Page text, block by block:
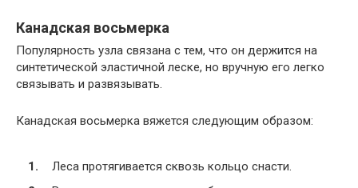
Канадская восьмерка
Популярность узла связана с тем, что он держится на
синтетической эластичной леске, но вручную его легко
связывать и развязывать.
Канадская восьмерка вяжется следующим образом:
Леса протягивается сквозь кольцо снасти.